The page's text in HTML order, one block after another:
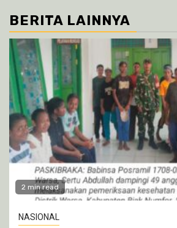
BERITA LAINNYA
2 min read
NASIONAL